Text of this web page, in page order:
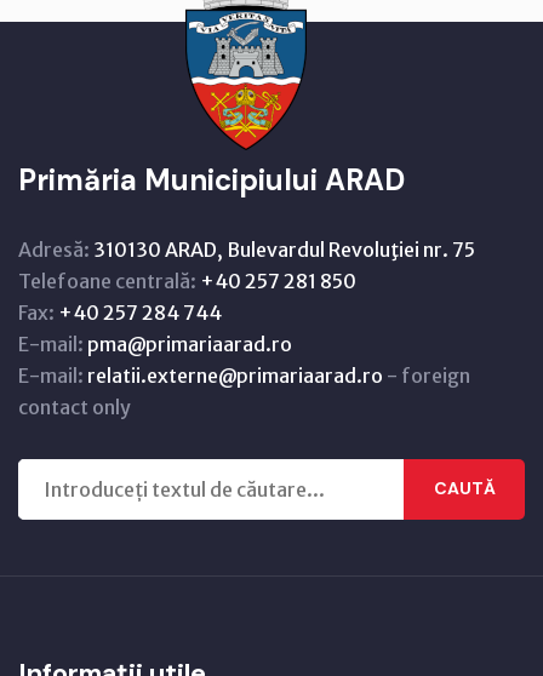
Primăria Municipiului ARAD
Adresă: 310130 ARAD, Bulevardul Revoluţiei nr. 75
Telefoane centrală: +40 257 281 850
Fax: +40 257 284 744
E-mail: pma@primariaarad.ro
E-mail: relatii.externe@primariaarad.ro - foreign
contact only
CAUTĂ